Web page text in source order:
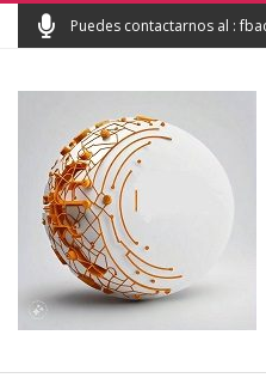
Puedes contactarnos al :